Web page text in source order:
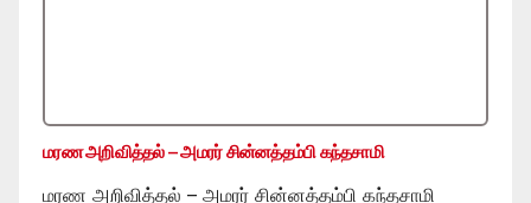
மரண அறிவித்தல் – அமரர் சின்னத்தம்பி கந்தசாமி
மரண அறிவித்தல் – அமரர் சின்னத்தம்பி கந்தசாமி